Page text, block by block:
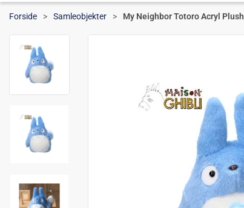
Forside Samleobjekter My Neighbor Totoro Acryl